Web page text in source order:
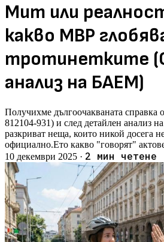
Мит или
какво МВР
тротинетките
анализ на БАЕМ)
Получихме дългоочакваната
812104-931) и след детайлен анализ
разкриват неща, които никой досега
официално.Ето какво "говорят"
10 декември 2025 · 2 мин четене